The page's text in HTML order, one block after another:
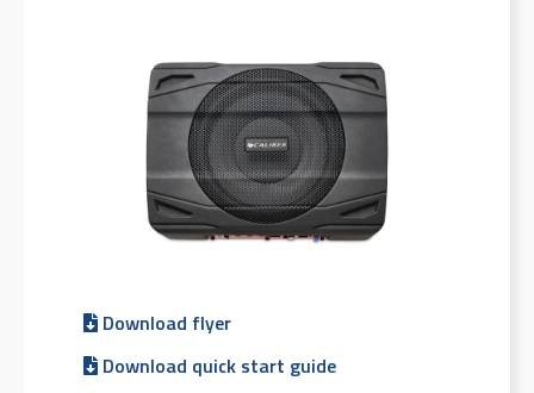
Download flyer
Download quick start guide